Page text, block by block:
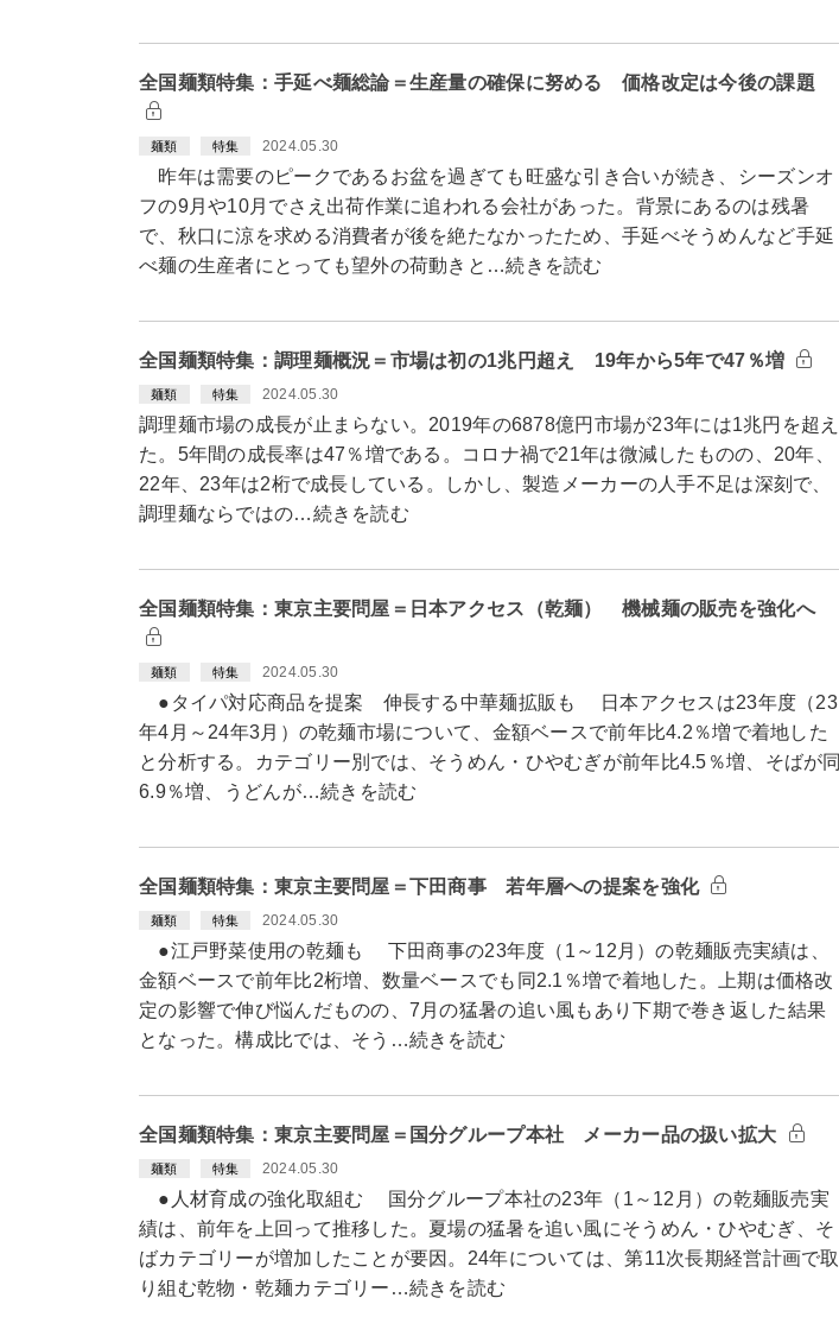
全国麺類特集：手延べ麺総論＝生産量の確保に努める 価格改定は今後の課題
麺類 特集 2024.05.30
昨年は需要のピークであるお盆を過ぎても旺盛な引き合いが続き、シーズンオ
フの9月や10月でさえ出荷作業に追われる会社があった。背景にあるのは残暑
で、秋口に涼を求める消費者が後を絶たなかったため、手延べそうめんなど手延
べ麺の生産者にとっても望外の荷動きと…続きを読む
全国麺類特集：調理麺概況＝市場は初の1兆円超え 19年から5年で47％増
麺類 特集 2024.05.30
調理麺市場の成長が止まらない。2019年の6878億円市場が23年には1兆円を超え
た。5年間の成長率は47％増である。コロナ禍で21年は微減したものの、20年、
22年、23年は2桁で成長している。しかし、製造メーカーの人手不足は深刻で、
調理麺ならではの…続きを読む
全国麺類特集：東京主要問屋＝日本アクセス（乾麺） 機械麺の販売を強化へ
麺類 特集 2024.05.30
●タイパ対応商品を提案 伸長する中華麺拡販も 日本アクセスは23年度（23
年4月～24年3月）の乾麺市場について、金額ベースで前年比4.2％増で着地した
と分析する。カテゴリー別では、そうめん・ひやむぎが前年比4.5％増、そばが同
6.9％増、うどんが…続きを読む
全国麺類特集：東京主要問屋＝下田商事 若年層への提案を強化
麺類 特集 2024.05.30
●江戸野菜使用の乾麺も 下田商事の23年度（1～12月）の乾麺販売実績は、
金額ベースで前年比2桁増、数量ベースでも同2.1％増で着地した。上期は価格改
定の影響で伸び悩んだものの、7月の猛暑の追い風もあり下期で巻き返した結果
となった。構成比では、そう…続きを読む
全国麺類特集：東京主要問屋＝国分グループ本社 メーカー品の扱い拡大
麺類 特集 2024.05.30
●人材育成の強化取組む 国分グループ本社の23年（1～12月）の乾麺販売実
績は、前年を上回って推移した。夏場の猛暑を追い風にそうめん・ひやむぎ、そ
ばカテゴリーが増加したことが要因。24年については、第11次長期経営計画で取
り組む乾物・乾麺カテゴリー…続きを読む